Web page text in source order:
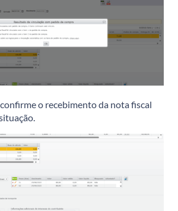
o recebimento da nota fiscal